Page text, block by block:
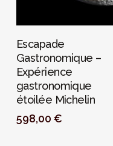
PERSONALIZAR
Escapade
Gastronomique –
Expérience
gastronomique
étoilée Michelin
598,00 €